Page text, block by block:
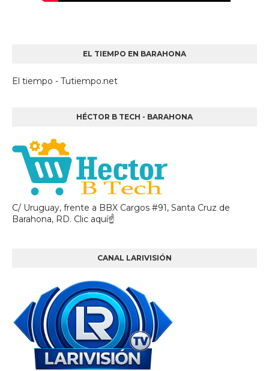
EL TIEMPO EN BARAHONA
El tiempo - Tutiempo.net
HÉCTOR B TECH - BARAHONA
C/ Uruguay, frente a BBX Cargos #91, Santa Cruz de
Barahona, RD. Clic aquí☝
CANAL LARIVISIÓN